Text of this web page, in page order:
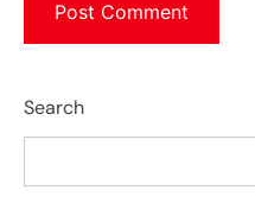
Search